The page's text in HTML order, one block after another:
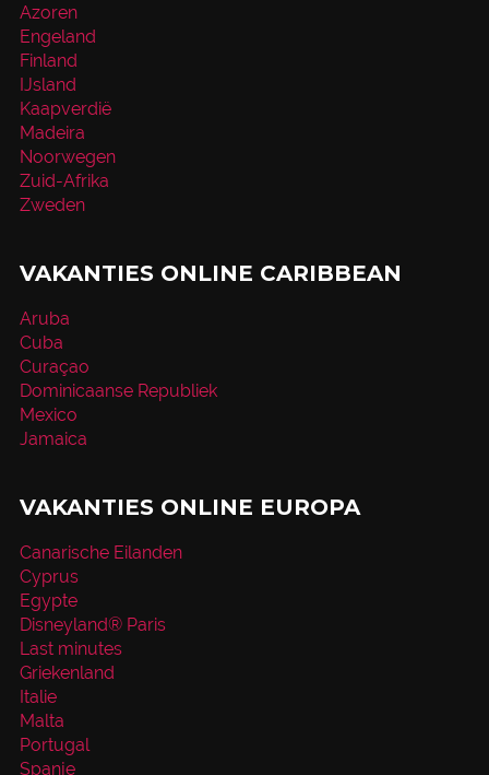
Azoren
Engeland
Finland
IJsland
Kaapverdië
Madeira
Noorwegen
Zuid-Afrika
Zweden
VAKANTIES ONLINE CARIBBEAN
Aruba
Cuba
Curaçao
Dominicaanse Republiek
Mexico
Jamaica
VAKANTIES ONLINE EUROPA
Canarische Eilanden
Cyprus
Egypte
Disneyland® Paris
Last minutes
Griekenland
Italie
Malta
Portugal
Spanje